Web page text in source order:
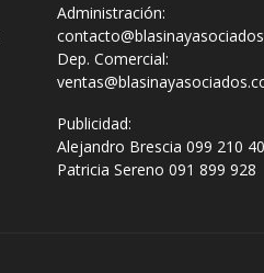
Administración:
Dep. Comercial:
Publicidad:
Alejandro Brescia 099 210
Patricia Sereno 091 899 928